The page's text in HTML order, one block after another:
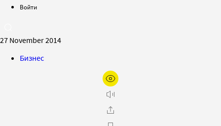
Войти
27 November 2014
Бизнес